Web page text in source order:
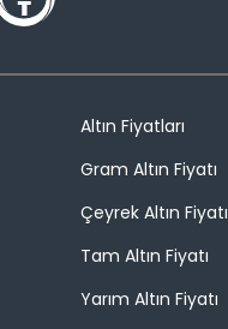
Altın Fiyatları
Gram Altın Fiyatı
Çeyrek Altın Fiyatı
Tam Altın Fiyatı
Yarım Altın Fiyatı